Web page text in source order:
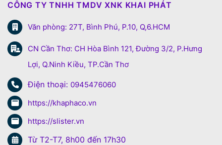
CÔNG TY TNHH TMDV XNK KHAI PHÁT
Văn phòng: 27T, Bình Phú, P.10, Q,6.HCM
CN Cần Thơ: CH Hòa Bình 121, Đường 3/2, P.Hưng
Lợi, Q.Ninh Kiều, TP.Cần Thơ
Điện thoại: 0945476060
https://khaphaco.vn
https://slister.vn
Từ T2-T7, 8h00 đến 17h30